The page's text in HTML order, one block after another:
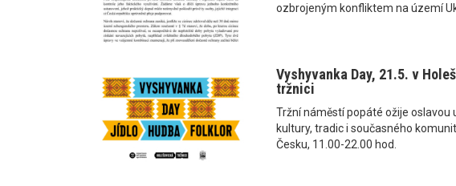
ozbrojeným konfliktem na území
Vyshyvanka Day, 21.5. v
tržnici
Tržní náměstí popáté ožije oslavou
kultury, tradic i současného
Česku, 11.00-22.00 hod.